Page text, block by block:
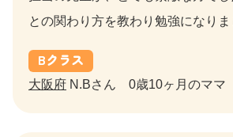
との関わり方を教わり勉強になり
Bクラス
大阪府 N.Bさん 0歳10ヶ月のママ